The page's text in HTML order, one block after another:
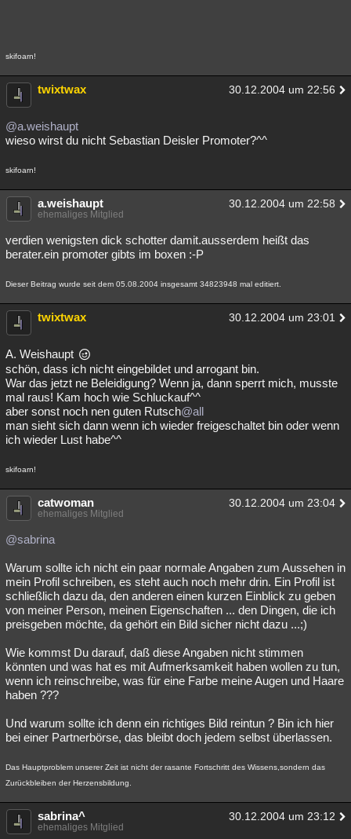
skifoarn!
twixtwax 30.12.2004 um 22:56
@a.weishaupt
wieso wirst du nicht Sebastian Deisler Promoter?^^
skifoarn!
a.weishaupt 30.12.2004 um 22:58
ehemaliges Mitglied
verdien wenigsten dick schotter damit.ausserdem heißt das
berater.ein promoter gibts im boxen :-P
Dieser Beitrag wurde seit dem 05.08.2004 insgesamt 34823948 mal editiert.
twixtwax 30.12.2004 um 23:01
A. Weishaupt
schön, dass ich nicht eingebildet und arrogant bin.
War das jetzt ne Beleidigung? Wenn ja, dann sperrt mich, musste
mal raus! Kam hoch wie Schluckauf^^
aber sonst noch nen guten Rutsch@all
man sieht sich dann wenn ich wieder freigeschaltet bin oder wenn
ich wieder Lust habe^^
skifoarn!
catwoman 30.12.2004 um 23:04
ehemaliges Mitglied
@sabrina
Warum sollte ich nicht ein paar normale Angaben zum Aussehen in
mein Profil schreiben, es steht auch noch mehr drin. Ein Profil ist
schließlich dazu da, den anderen einen kurzen Einblick zu geben
von meiner Person, meinen Eigenschaften ... den Dingen, die ich
preisgeben möchte, da gehört ein Bild sicher nicht dazu ...;)
Wie kommst Du darauf, daß diese Angaben nicht stimmen
könnten und was hat es mit Aufmerksamkeit haben wollen zu tun,
wenn ich reinschreibe, was für eine Farbe meine Augen und Haare
haben ???
Und warum sollte ich denn ein richtiges Bild reintun ? Bin ich hier
bei einer Partnerbörse, das bleibt doch jedem selbst überlassen.
Das Hauptproblem unserer Zeit ist nicht der rasante Fortschritt des Wissens,sondern das
Zurückbleiben der Herzensbildung.
sabrina^ 30.12.2004 um 23:12
ehemaliges Mitglied